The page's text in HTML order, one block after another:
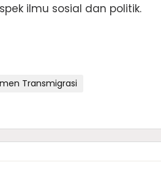
ilmu sosial dan politik.
Transmigrasi